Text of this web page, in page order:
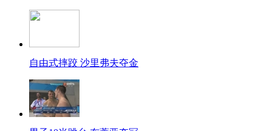
自由式摔跤 沙里弗夫夺金